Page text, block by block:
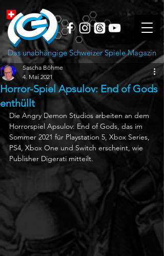
Das unabhängige Schweizer Spiele Magazin
Horror-Spiel Apsulov: End of Gods
enthüllt
Sascha Böhme
4. Mai 2021
Die Angry Demon Studios arbeiten an dem
Horrorspiel Apsulov: End of Gods, das im
Sommer 2021 für Playstation 5, Xbox Series,
PS4, Xbox One und Switch erscheint, wie
Publisher Digerati mitteilt.